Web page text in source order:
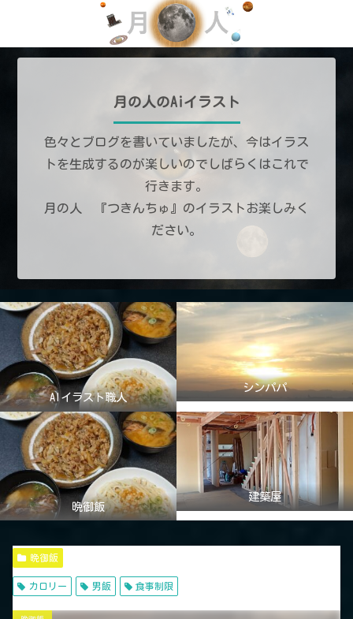
月の人のAiイラスト
色々とブログを書いていましたが、今はイラス
トを生成するのが楽しいのでしばらくはこれで
行きます。
月の人 『つきんちゅ』のイラストお楽しみく
ださい。
AIイラスト職人
シンパパ
晩御飯
建築屋
晩御飯
カロリー 男飯 食事制限